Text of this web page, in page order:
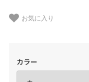
お気に入り
カラー